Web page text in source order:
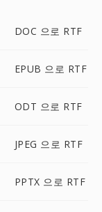
DOC 으로 RTF
EPUB 으로 RTF
ODT 으로 RTF
JPEG 으로 RTF
PPTX 으로 RTF